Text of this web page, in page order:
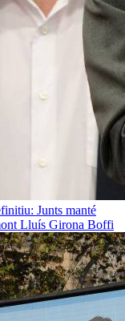
Junts manté
Lluís Girona Boffi